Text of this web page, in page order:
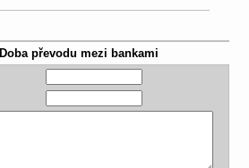
Doba převodu mezi bankami